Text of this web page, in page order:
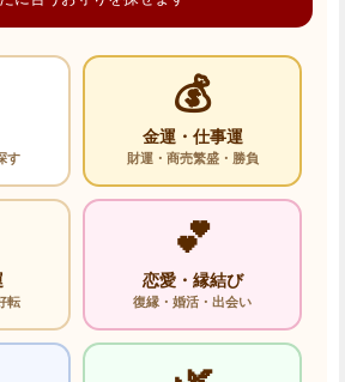
す
💰
金運・仕事運
財運・商売繁盛・勝負
転
💕
恋愛・縁結び
復縁・婚活・出会い